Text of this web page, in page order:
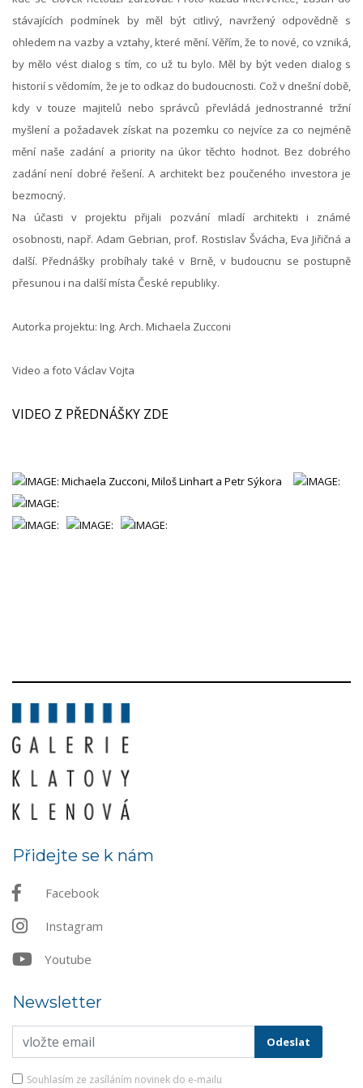
stávajících podmínek by měl být citlivý, navržený odpovědně s
ohledem na vazby a vztahy, které mění. Věřím, že to nové, co vzniká,
by mělo vést dialog s tím, co už tu bylo. Měl by být veden dialog s
historií s vědomím, že je to odkaz do budoucnosti. Což v dnešní době,
kdy v touze majitelů nebo správců převládá jednostranné tržní
myšlení a požadavek získat na pozemku co nejvíce za co nejméně
mění naše zadání a priority na úkor těchto hodnot. Bez dobrého
zadání není dobré řešení. A architekt bez poučeného investora je
bezmocný.
Na účasti v projektu přijali pozvání mladí architekti i známé
osobnosti, např. Adam Gebrian, prof. Rostislav Švácha, Eva Jiřičná a
další. Přednášky probíhaly také v Brně, v budoucnu se postupně
přesunou i na další místa České republiky.
Autorka projektu: Ing. Arch. Michaela Zucconi
Video a foto Václav Vojta
VIDEO Z PŘEDNÁŠKY ZDE
Přidejte se k nám
Facebook
Instagram
Youtube
Newsletter
Souhlasím ze zasíláním novinek do e-mailu